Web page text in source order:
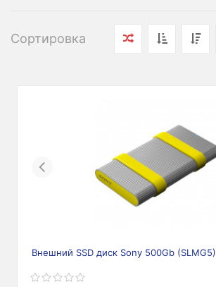
Сортировка
Previous
Внешний SSD диск Sony 500Gb (SLMG5)